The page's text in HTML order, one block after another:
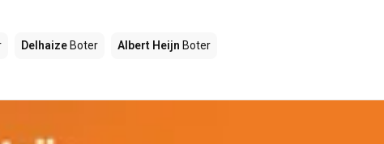
DelhaizeBoter Albert Heijn Boter